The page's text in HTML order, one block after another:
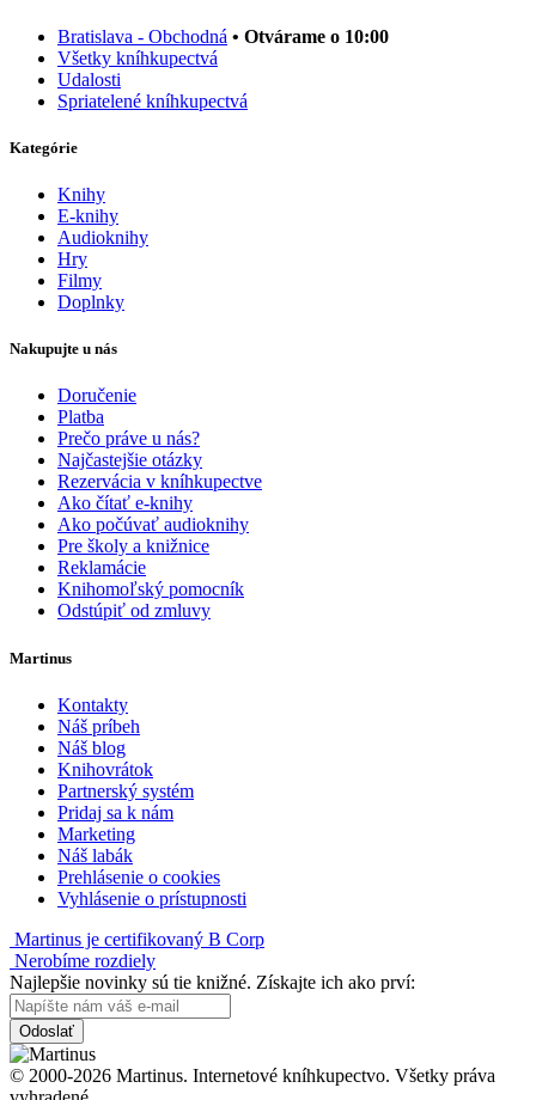
Bratislava - Obchodná • Otvárame o 10:00
Všetky kníhkupectvá
Udalosti
Spriatelené kníhkupectvá
Kategórie
Knihy
E-knihy
Audioknihy
Hry
Filmy
Doplnky
Nakupujte u nás
Doručenie
Platba
Prečo práve u nás?
Najčastejšie otázky
Rezervácia v kníhkupectve
Ako čítať e-knihy
Ako počúvať audioknihy
Pre školy a knižnice
Reklamácie
Knihomoľský pomocník
Odstúpiť od zmluvy
Martinus
Kontakty
Náš príbeh
Náš blog
Knihovrátok
Partnerský systém
Pridaj sa k nám
Marketing
Náš labák
Prehlásenie o cookies
Vyhlásenie o prístupnosti
Martinus je certifikovaný B Corp
Nerobíme rozdiely
Najlepšie novinky sú tie knižné. Získajte ich ako prví:
Odoslať
© 2000-2026 Martinus. Internetové kníhkupectvo. Všetky práva